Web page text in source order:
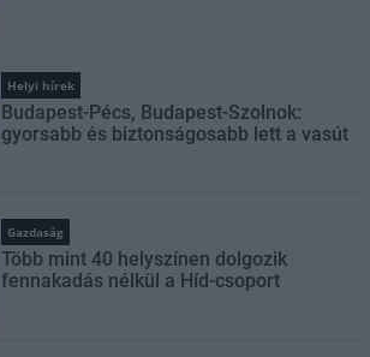
Helyi hírek
Budapest-Pécs, Budapest-Szolnok:
gyorsabb és biztonságosabb lett a vasút
Gazdaság
Több mint 40 helyszínen dolgozik
fennakadás nélkül a Híd-csoport